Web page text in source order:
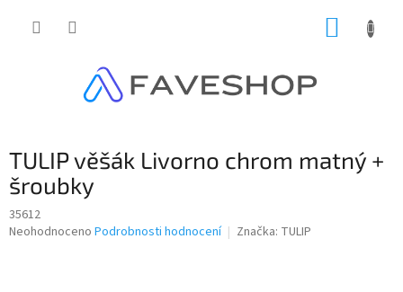
TULIP věšák Livorno chrom matný +
šroubky
35612
Průměrné
Neohodnoceno Podrobnosti hodnocení Značka: TULIP